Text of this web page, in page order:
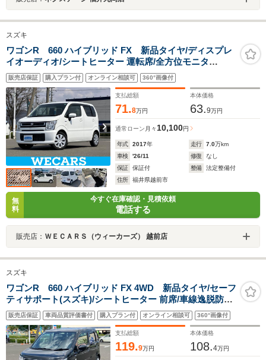
スズキ
ワゴンR 660 ハイブリッド FX 新品タイヤ/ディスプレ
イオーディオ/シートヒーター 運転席/全方位モニタ
ー/USBジャック/Bluetooth接続/EBD付ABS/横滑り防止
装置/アイドリングストップ/フルセグTV/パワーウインド
ウ
販売店保証 購入プラン付 オンライン相談可 360°画像付
支払総額
71.8万円
本体価格
63.9万円
通常ローン 月々10,100円
年式 2017年 走行 7.0万km
車検
'26/11 修復
なし
保証
保証付 整備
法定整備付
住所
福井県越前市
無
料
今すぐ在庫確認・見積依頼
電話する
販売店： ＷＥＣＡＲＳ（ウィーカーズ） 越前店
スズキ
ワゴンR 660 ハイブリッド FX 4WD 新品タイヤ/セーフ
ティサポート(スズキ)/シートヒーター 前席/車線逸脱防止
支援システム/EBD付ABS/横滑り防止装置/アイドリング
ストップ/パワーウインドウ/エンジンスタートボタン
販売店保証 車両品質評価書付 購入プラン付 オンライン相談可 360°画像付
支払総額
119.9万円
本体価格
108.4万円